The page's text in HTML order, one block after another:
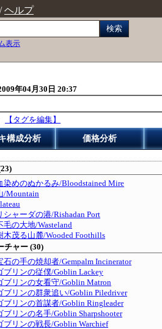
/ヘルプ
検索
表示
年04月30日 20:37
【タグを編集】
構成分析 価格分析
染めのぬかるみ/Bloodstained Mire
/Mountain
シャーダの港/Rishadan Port
毛の大地/Wasteland
木茂る山麓/Wooded Foothills
チャー (30)
石の手の焼却者/Gempalm Incinerator
ブリンの従僕/Goblin Lackey
ブリンの女看守/Goblin Matron
ブリンの群衆追い/Goblin Piledriver
ブリンの首謀者/Goblin Ringleader
ブリンの名手/Goblin Sharpshooter
ブリンの戦長/Goblin Warchief